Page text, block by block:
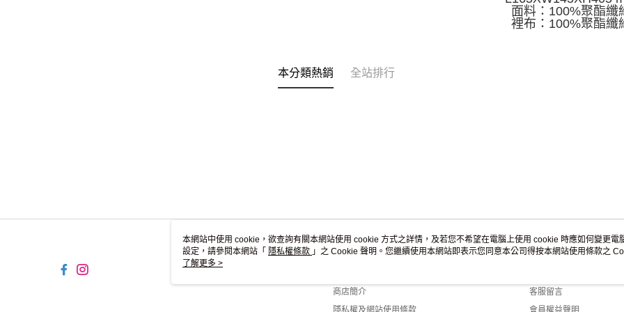
面料：100%聚酯纖
裡布：100%聚酯纖
本分類熱銷 全站排行
關於我們
商店簡介
隱私權及網站使用條款
客服資訊
客服留言
會員權益聲明
本網站中使用 cookie，欲查詢有關本網站使用 cookie 方式之詳情，及若您不希望在電腦上使用 cookie 時應如何變更電
設定，請參閱本網站「 隱私權條款 」之 Cookie 聲明。您繼續使用本網站即表示您同意本公司得按本網站使用條款之
使用 cookie。
了解更多 >